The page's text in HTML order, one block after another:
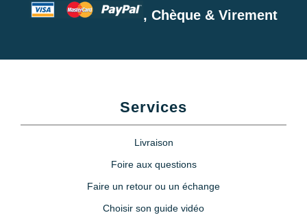
, Chèque & Virement
Services
Livraison
Foire aux questions
Faire un retour ou un échange
Choisir son guide vidéo